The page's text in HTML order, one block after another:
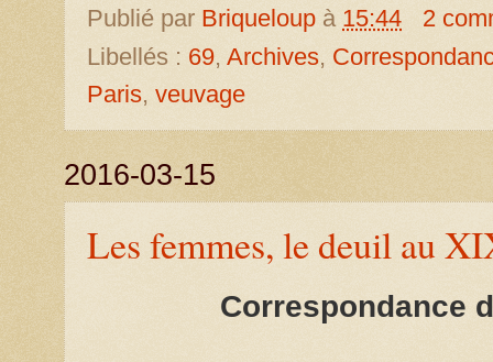
Publié par Briqueloup à 15:44
2
Libellés : 69, Archives,
Paris, veuvage
2016-03-15
Les femmes, le deuil au
Correspondance